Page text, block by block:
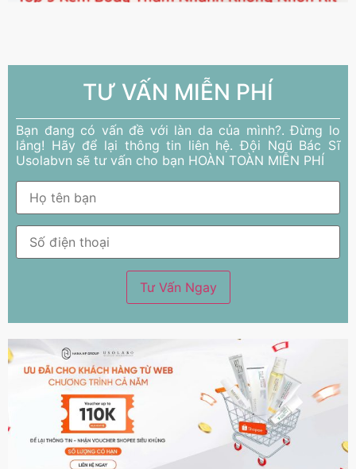
TƯ VẤN MIỄN PHÍ
Bạn đang có vấn đề với làn da của mình?. Đừng lo
lắng! Hãy để lại thông tin liên hệ. Đội Ngũ Bác Sĩ
Usolabvn sẽ tư vấn cho bạn HOÀN TOÀN MIỄN PHÍ